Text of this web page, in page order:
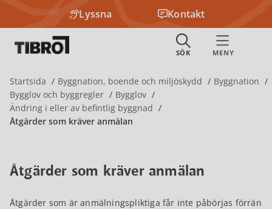
Lyssna Kontakt
Startsida Byggnation, boende och miljöskydd
Byggnation
Bygglov och byggregler
Bygglov
Ändring i eller av befintlig byggnad
Åtgärder som kräver anmälan
Åtgärder som kräver anmälan
Åtgärder som är anmälningspliktiga får inte påbörjas förrän